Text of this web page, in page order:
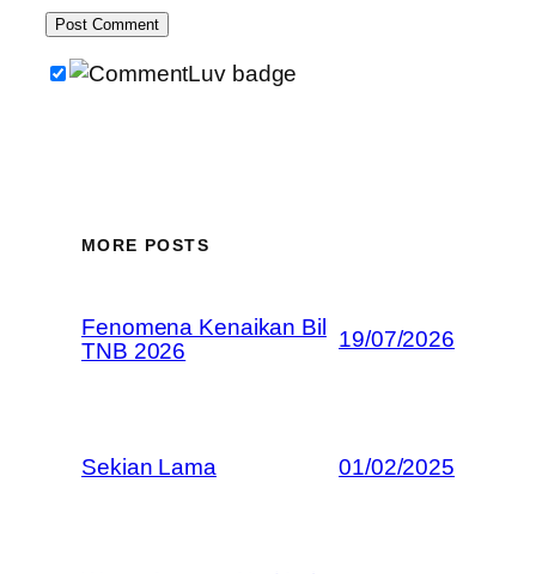
MORE POSTS
Fenomena Kenaikan Bil
TNB 2026
19/07/2026
Sekian Lama 01/02/2025